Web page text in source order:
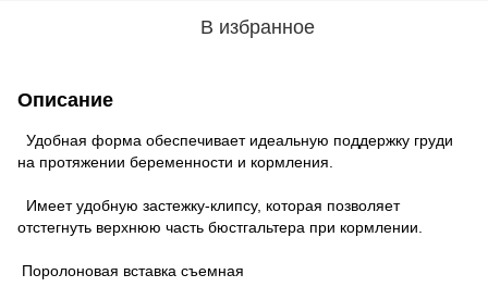
В избранное
Описание
Удобная форма обеспечивает идеальную поддержку груди
на протяжении беременности и кормления.
Имеет удобную застежку-клипсу, которая позволяет
отстегнуть верхнюю часть бюстгальтера при кормлении.
Поролоновая вставка съемная